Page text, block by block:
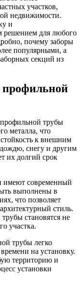
участков,
недвижимости.
и
решением для любого
почему заборы
популярными, а
секций из
профильной
трубы
металла, что
к внешним
снегу и другим
их долгий срок
имеют современный
выполнены в
что позволяет
стиль.
становятся не
участка.
трубы легко
на установку.
территорию и
установки